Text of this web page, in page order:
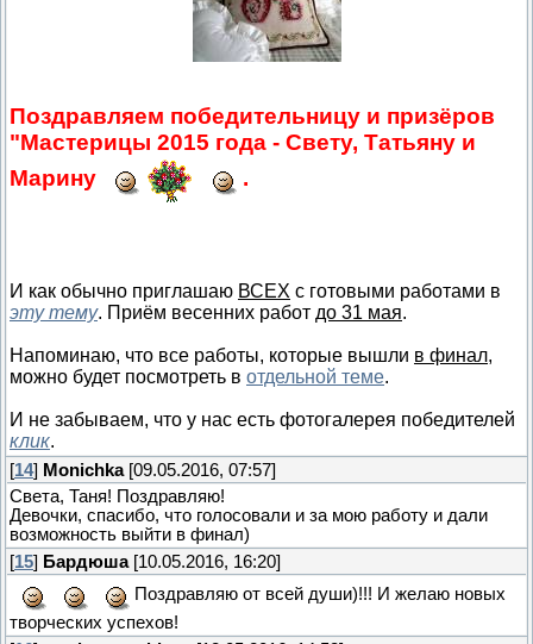
Поздравляем победительницу и призёров
"Мастерицы 2015 года - Свету, Татьяну и
Марину
.
И как обычно приглашаю ВСЕХ с готовыми работами в
эту тему. Приём весенних работ до 31 мая.
Напоминаю, что все работы, которые вышли в финал,
можно будет посмотреть в отдельной теме.
И не забываем, что у нас есть фотогалерея победителей
клик.
[14] Monichka[09.05.2016, 07:57]
Света, Таня! Поздравляю!
Девочки, спасибо, что голосовали и за мою работу и дали
возможность выйти в финал)
[15] Бардюша[10.05.2016, 16:20]
Поздравляю от всей души)!!! И желаю новых
творческих успехов!